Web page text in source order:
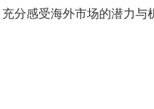
分感受海外市场的潜力与